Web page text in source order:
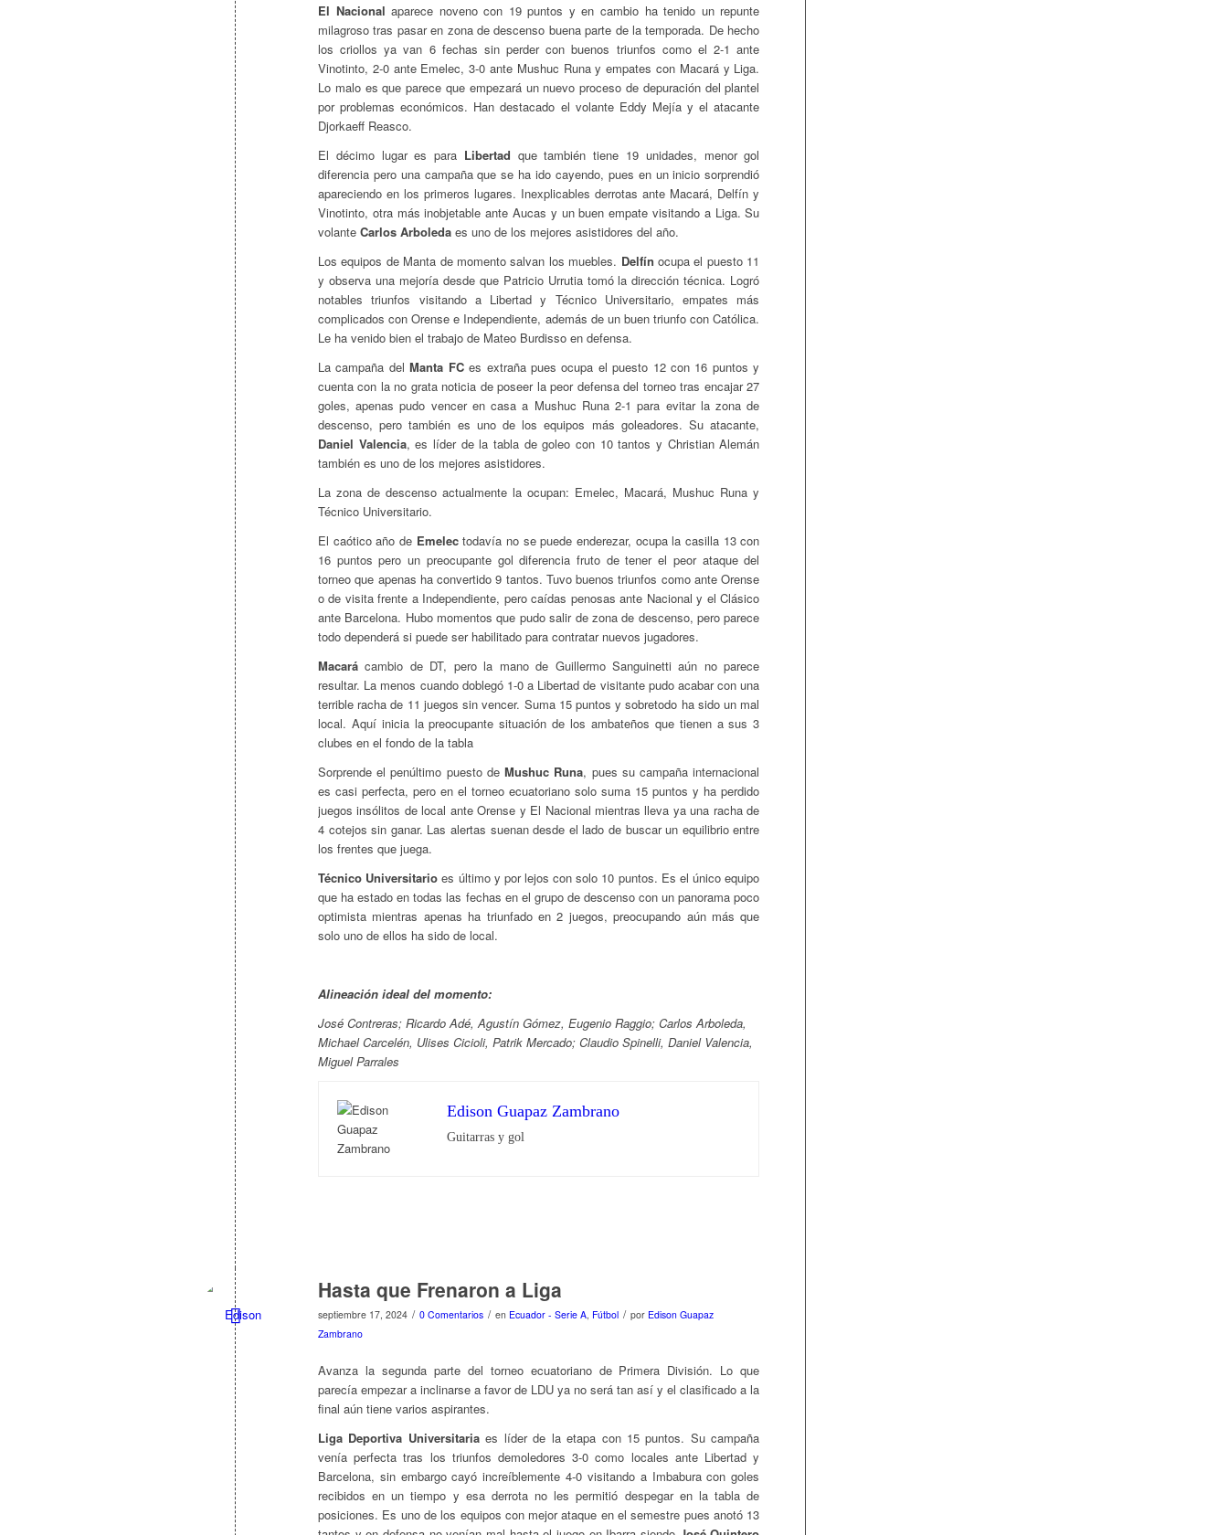
El Nacional aparece noveno con 19 puntos y en cambio ha tenido un repunte
milagroso tras pasar en zona de descenso buena parte de la temporada. De hecho
los criollos ya van 6 fechas sin perder con buenos triunfos como el 2-1 ante
Vinotinto, 2-0 ante Emelec, 3-0 ante Mushuc Runa y empates con Macará y Liga.
Lo malo es que parece que empezará un nuevo proceso de depuración del plantel
por problemas económicos. Han destacado el volante Eddy Mejía y el atacante
Djorkaeff Reasco.
El décimo lugar es para Libertad que también tiene 19 unidades, menor gol
diferencia pero una campaña que se ha ido cayendo, pues en un inicio sorprendió
apareciendo en los primeros lugares. Inexplicables derrotas ante Macará, Delfín y
Vinotinto, otra más inobjetable ante Aucas y un buen empate visitando a Liga. Su
volante Carlos Arboleda es uno de los mejores asistidores del año.
Los equipos de Manta de momento salvan los muebles. Delfín ocupa el puesto 11
y observa una mejoría desde que Patricio Urrutia tomó la dirección técnica. Logró
notables triunfos visitando a Libertad y Técnico Universitario, empates más
complicados con Orense e Independiente, además de un buen triunfo con Católica.
Le ha venido bien el trabajo de Mateo Burdisso en defensa.
La campaña del Manta FCes extraña pues ocupa el puesto 12 con 16 puntos y
cuenta con la no grata noticia de poseer la peor defensa del torneo tras encajar 27
goles, apenas pudo vencer en casa a Mushuc Runa 2-1 para evitar la zona de
descenso, pero también es uno de los equipos más goleadores. Su atacante,
Daniel Valencia, es líder de la tabla de goleo con 10 tantos y Christian Alemán
también es uno de los mejores asistidores.
La zona de descenso actualmente la ocupan: Emelec, Macará, Mushuc Runa y
Técnico Universitario.
El caótico año de Emelectodavía no se puede enderezar, ocupa la casilla 13 con
16 puntos pero un preocupante gol diferencia fruto de tener el peor ataque del
torneo que apenas ha convertido 9 tantos. Tuvo buenos triunfos como ante Orense
o de visita frente a Independiente, pero caídas penosas ante Nacional y el Clásico
ante Barcelona. Hubo momentos que pudo salir de zona de descenso, pero parece
todo dependerá si puede ser habilitado para contratar nuevos jugadores.
Macará cambio de DT, pero la mano de Guillermo Sanguinetti aún no parece
resultar. La menos cuando doblegó 1-0 a Libertad de visitante pudo acabar con una
terrible racha de 11 juegos sin vencer. Suma 15 puntos y sobretodo ha sido un mal
local. Aquí inicia la preocupante situación de los ambateños que tienen a sus 3
clubes en el fondo de la tabla
Sorprende el penúltimo puesto deMushuc Runa, pues su campaña internacional
es casi perfecta, pero en el torneo ecuatoriano solo suma 15 puntos y ha perdido
juegos insólitos de local ante Orense y El Nacional mientras lleva ya una racha de
4 cotejos sin ganar. Las alertas suenan desde el lado de buscar un equilibrio entre
los frentes que juega.
Técnico Universitario es último y por lejos con solo 10 puntos. Es el único equipo
que ha estado en todas las fechas en el grupo de descenso con un panorama poco
optimista mientras apenas ha triunfado en 2 juegos, preocupando aún más que
solo uno de ellos ha sido de local.
Alineación ideal del momento:
José Contreras; Ricardo Adé, Agustín Gómez, Eugenio Raggio; Carlos Arboleda,
Michael Carcelén, Ulises Cicioli, Patrik Mercado; Claudio Spinelli, Daniel Valencia,
Miguel Parrales
Edison Guapaz Zambrano
Guitarras y gol
Hasta que Frenaron a Liga
septiembre 17, 2024 / 0 Comentarios / en Ecuador - Serie A, Fútbol / por Edison Guapaz
Zambrano
Avanza la segunda parte del torneo ecuatoriano de Primera División. Lo que
parecía empezar a inclinarse a favor de LDU ya no será tan así y el clasificado a la
final aún tiene varios aspirantes.
Liga Deportiva Universitariaes líder de la etapa con 15 puntos. Su campaña
venía perfecta tras los triunfos demoledores 3-0 como locales ante Libertad y
Barcelona, sin embargo cayó increíblemente 4-0 visitando a Imbabura con goles
recibidos en un tiempo y esa derrota no les permitió despegar en la tabla de
posiciones. Es uno de los equipos con mejor ataque en el semestre pues anotó 13